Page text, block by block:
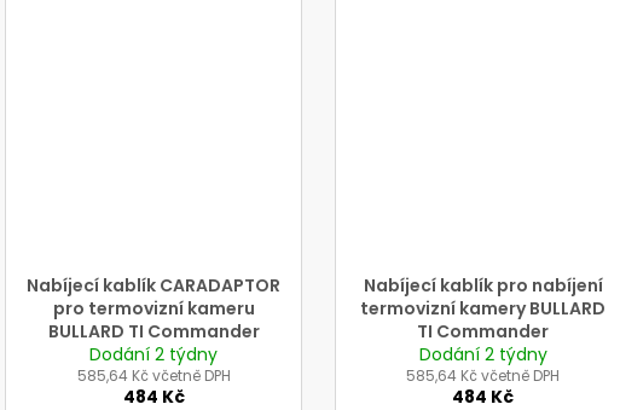
Nabíjecí kablík CARADAPTOR
pro termovizní kameru
BULLARD TI Commander
Dodání 2 týdny
585,64 Kč včetně DPH
484 Kč
Nabíjecí kablík pro nabíjení
termovizní kamery BULLARD
TI Commander
Dodání 2 týdny
585,64 Kč včetně DPH
484 Kč